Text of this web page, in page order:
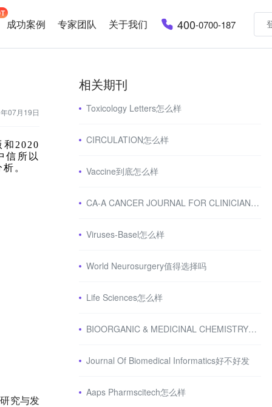
成功案例 专家团队 关于我们 400-0700-187
07月19日
和2020
信所以
。
究与发
相关期刊
Toxicology Letters怎么样
CIRCULATION怎么样
Vaccine到底怎么样
CA-A CANCER JOURNAL FOR CLINICIANS怎么样
Viruses-Basel怎么样
World Neurosurgery值得选择吗
Life Sciences怎么样
BIOORGANIC & MEDICINAL CHEMISTRY好发表吗？
Journal Of Biomedical Informatics好不好发
Aaps Pharmscitech怎么样